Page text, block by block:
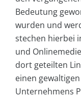
Bedeutung
wurden und
stechen hierbei
und
dort geteilten
einen
Unternehmens